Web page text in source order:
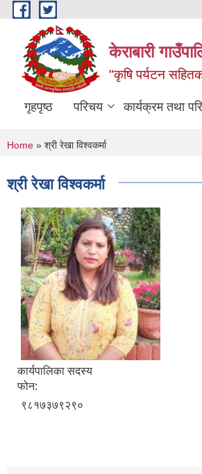
Skip to main content
केराबारी
"कृषि पर्यटन सहितको
गृहपृष्ठ परिचय कार्यक्रम तथा
You are here
Home » श्री रेखा विश्वकर्मा
श्री रेखा विश्वकर्मा
कार्यपालिका सदस्य
फोन:
९८१७३७९२९०